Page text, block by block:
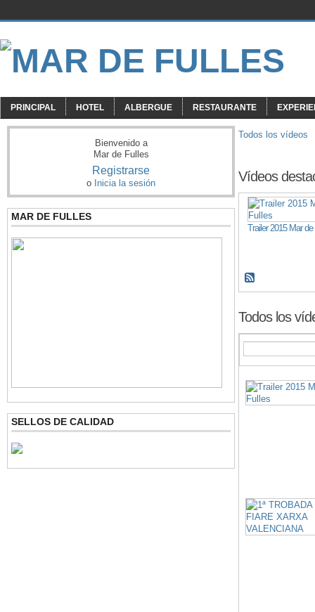
PRINCIPAL HOTEL ALBERGUE RESTAURANTE
Bienvenido a
Mar de Fulles
Registrarse
o Inicia la sesión
MAR DE FULLES
SELLOS DE CALIDAD
Todos los vídeos
Vídeos
Trailer 2015 Mar
Todos los